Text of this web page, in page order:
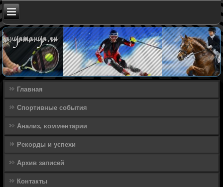
Главная
Спортивные события
Анализ, комментарии
Рекорды и успехи
Архив записей
Контакты